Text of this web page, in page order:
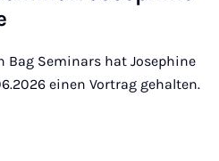
Bag Seminars hat Josephine
einen Vortrag gehalten.